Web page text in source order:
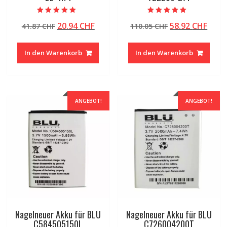
5.00
von 5
41.87CHF Ursprünglicher
war:
41.87 CHF
20.94CHFAktueller
In den Warenkorb
5.00
von 5
110.05CHF
war:
110.05 CHF
58.92 CHF
In den Warenkorb
ANGEBOT!
Nagelneuer Akku für BLU
C584505150L
ANGEBOT!
Nagelneuer Akku für BLU
C726004200T